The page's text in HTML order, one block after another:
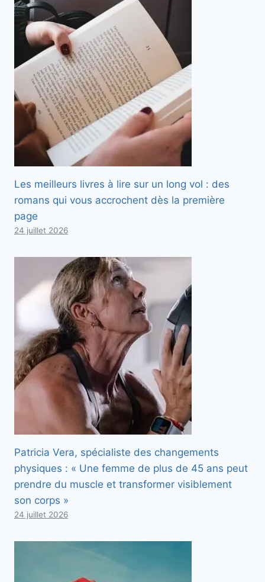
Les meilleurs livres à lire sur un long vol : des
romans qui vous accrochent dès la première
page
24 juillet 2026
Patricia Vera, spécialiste des changements
physiques : « Une femme de plus de 45 ans peut
prendre du muscle et transformer visiblement
son corps »
24 juillet 2026